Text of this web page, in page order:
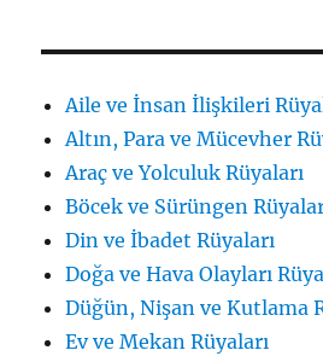
Aile ve İnsan İlişkileri
Altın, Para ve Mücevher
Araç ve Yolculuk Rüyaları
Böcek ve Sürüngen
Din ve İbadet Rüyaları
Doğa ve Hava Olayları
Düğün, Nişan ve Kutlama
Ev ve Mekan Rüyaları